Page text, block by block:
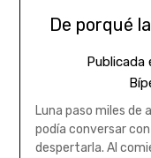
De porqué
Publicada
Luna paso miles de
podía conversar
despertarla. Al